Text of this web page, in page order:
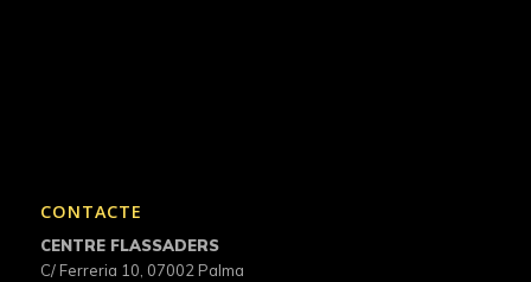
CONTACTE
CENTRE FLASSADERS
C/ Ferreria 10, 07002 Palma